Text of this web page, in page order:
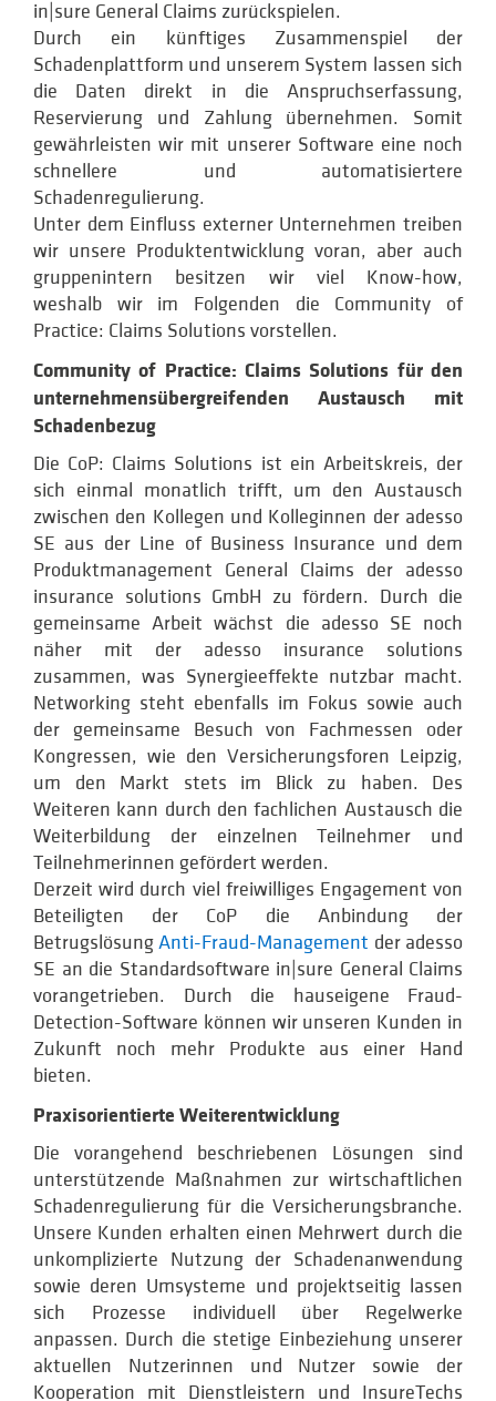
in|sure General Claims zurückspielen.
Durch ein künftiges Zusammenspiel der
Schadenplattform und unserem System lassen sich
die Daten direkt in die Anspruchserfassung,
Reservierung und Zahlung übernehmen. Somit
gewährleisten wir mit unserer Software eine noch
schnellere und automatisiertere
Schadenregulierung.
Unter dem Einfluss externer Unternehmen treiben
wir unsere Produktentwicklung voran, aber auch
gruppenintern besitzen wir viel Know-how,
weshalb wir im Folgenden die Community of
Practice: Claims Solutions vorstellen.
Community of Practice: Claims Solutions für den
unternehmensübergreifenden Austausch mit
Schadenbezug
Die CoP: Claims Solutions ist ein Arbeitskreis, der
sich einmal monatlich trifft, um den Austausch
zwischen den Kollegen und Kolleginnen der adesso
SE aus der Line of Business Insurance und dem
Produktmanagement General Claims der adesso
insurance solutions GmbH zu fördern. Durch die
gemeinsame Arbeit wächst die adesso SE noch
näher mit der adesso insurance solutions
zusammen, was Synergieeffekte nutzbar macht.
Networking steht ebenfalls im Fokus sowie auch
der gemeinsame Besuch von Fachmessen oder
Kongressen, wie den Versicherungsforen Leipzig,
um den Markt stets im Blick zu haben. Des
Weiteren kann durch den fachlichen Austausch die
Weiterbildung der einzelnen Teilnehmer und
Teilnehmerinnen gefördert werden.
Derzeit wird durch viel freiwilliges Engagement von
Beteiligten der CoP die Anbindung der
BetrugslösungAnti-Fraud-Management der adesso
SE an die Standardsoftware in|sure General Claims
vorangetrieben. Durch die hauseigene Fraud-
Detection-Software können wir unseren Kunden in
Zukunft noch mehr Produkte aus einer Hand
bieten.
Praxisorientierte Weiterentwicklung
Die vorangehend beschriebenen Lösungen sind
unterstützende Maßnahmen zur wirtschaftlichen
Schadenregulierung für die Versicherungsbranche.
Unsere Kunden erhalten einen Mehrwert durch die
unkomplizierte Nutzung der Schadenanwendung
sowie deren Umsysteme und projektseitig lassen
sich Prozesse individuell über Regelwerke
anpassen. Durch die stetige Einbeziehung unserer
aktuellen Nutzerinnen und Nutzer sowie der
Kooperation mit Dienstleistern und InsureTechs